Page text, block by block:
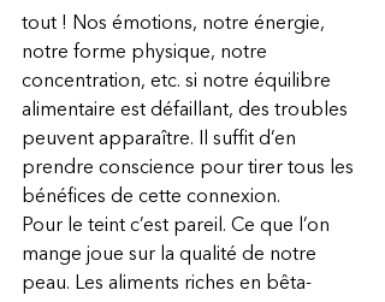
tout ! Nos émotions, notre énergie,
notre forme physique, notre
concentration, etc. si notre équilibre
alimentaire est défaillant, des troubles
peuvent apparaître. Il suffit d’en
prendre conscience pour tirer tous les
bénéfices de cette connexion.
Pour le teint c’est pareil. Ce que l’on
mange joue sur la qualité de notre
peau. Les aliments riches en bêta-